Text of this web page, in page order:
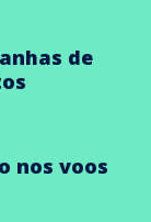
de
nos voos